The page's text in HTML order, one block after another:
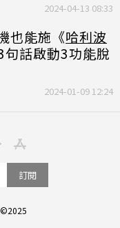
2024-04-13 08:33
也能施《哈利波
句話啟動3功能脫
2024-01-09 12:24
訂閱
©2025